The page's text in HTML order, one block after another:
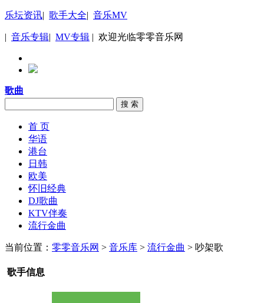
乐坛资讯| 歌手大全| 音乐MV
| 音乐专辑| MV专辑 | 欢迎光临零零音乐网
歌曲
搜 索
首 页
华语
港台
日韩
欧美
怀旧经典
DJ歌曲
KTV伴奏
流行金曲
当前位置： 零零音乐网 > 音乐库 > 流行金曲 > 吵架歌
歌手信息